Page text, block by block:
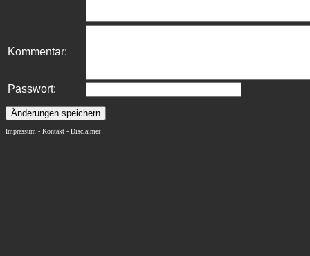
Kommentar:
Passwort:
Änderungen speichern
Impressum - Kontakt - Disclaimer